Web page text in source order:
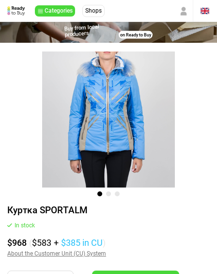
Categories Shops
Buy from local
producers on Ready to Buy
Куртка SPORTALM
In stock
$968 ($583 + $385 in CU)
About the Customer Unit (CU) System